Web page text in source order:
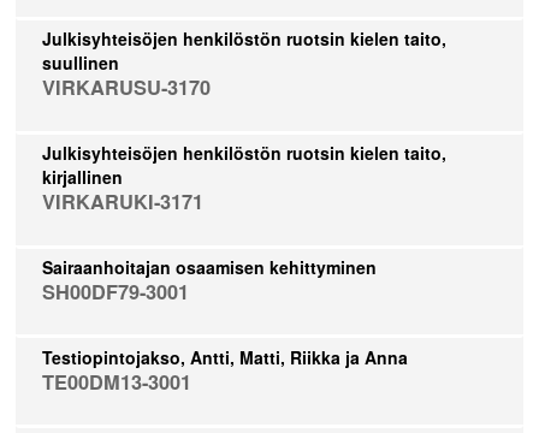
Julkisyhteisöjen henkilöstön ruotsin kielen taito,
suullinen
VIRKARUSU-3170
Julkisyhteisöjen henkilöstön ruotsin kielen taito,
kirjallinen
VIRKARUKI-3171
Sairaanhoitajan osaamisen kehittyminen
SH00DF79-3001
Testiopintojakso, Antti, Matti, Riikka ja Anna
TE00DM13-3001